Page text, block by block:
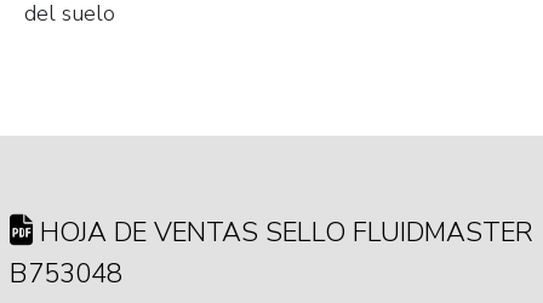
del suelo
HOJA DE VENTAS SELLO FLUIDMASTER
B753048